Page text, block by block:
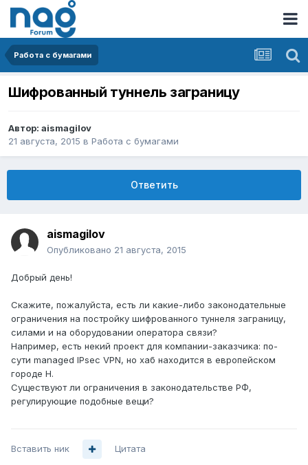
Работа с бумагами
Шифрованный туннель заграницу
Автор: aismagilov
21 августа, 2015 в Работа с бумагами
Ответить
aismagilov
Опубликовано 21 августа, 2015
Добрый день!
Скажите, пожалуйста, есть ли какие-либо законодательные
ограничения на постройку шифрованного туннеля заграницу,
силами и на оборудовании оператора связи?
Например, есть некий проект для компании-заказчика: по-
сути managed IPsec VPN, но хаб находится в европейском
городе Н.
Существуют ли ограничения в законодательстве РФ,
регулирующие подобные вещи?
Вставить ник Цитата